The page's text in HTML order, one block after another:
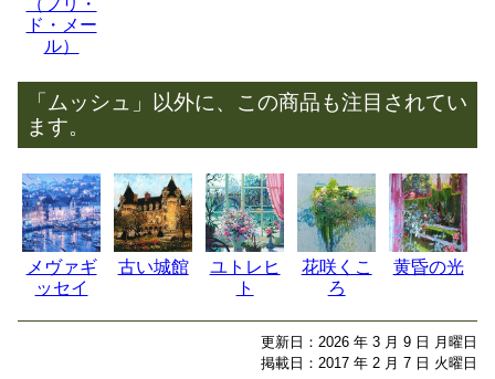
（フリ・
ド・メー
ル）
「ムッシュ」以外に、この商品も注目されてい
ます。
メヴァギ
ッセイ
古い城館
ユトレヒ
ト
花咲くこ
ろ
黄昏の光
更新日：2026 年 3 月 9 日 月曜日
掲載日：2017 年 2 月 7 日 火曜日